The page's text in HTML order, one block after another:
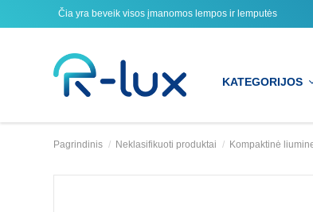
Čia yra beveik visos įmanomos lempos ir lemputės
KATEGORIJOS
Pagrindinis Neklasifikuoti produktai Kompaktinė